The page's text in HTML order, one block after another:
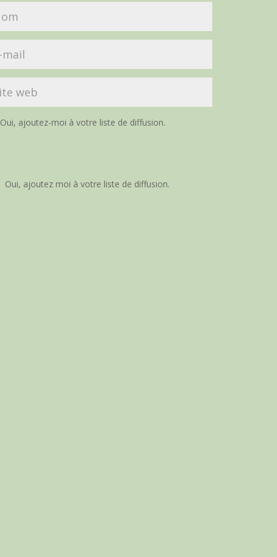
Oui, ajoutez-moi à votre liste de diffusion.
Oui, ajoutez moi à votre liste de diffusion.